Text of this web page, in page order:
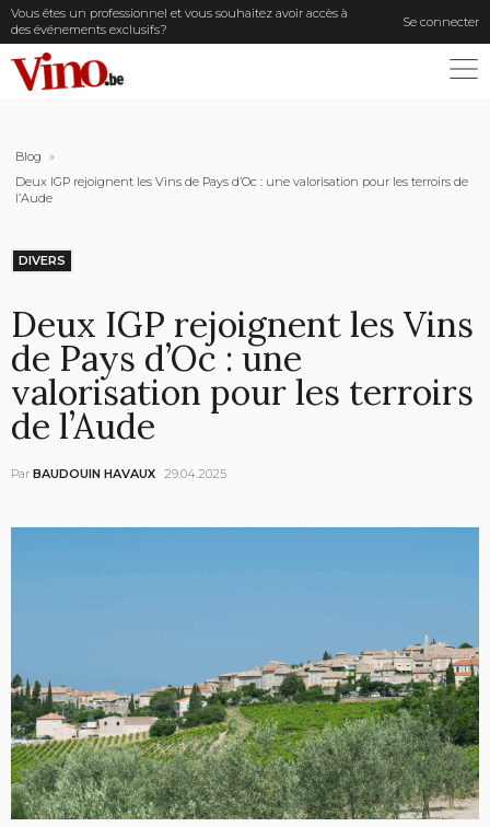
Vous êtes un professionnel et vous souhaitez avoir accès à
des événements exclusifs?
Se connecter
Blog »
Deux IGP rejoignent les Vins de Pays d’Oc : une valorisation pour les terroirs de
l’Aude
DIVERS
Deux IGP rejoignent les Vins
de Pays d’Oc : une
valorisation pour les terroirs
de l’Aude
Par BAUDOUIN HAVAUX 29.04.2025